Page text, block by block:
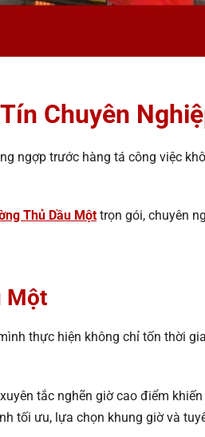
Chuyên
ngợp trước hàng tá công việc
Thủ Dầu Một trọn gói, chuyên
Một
thực hiện không chỉ tốn thời
tắc nghẽn giờ cao điểm
tối ưu, lựa chọn khung giờ và